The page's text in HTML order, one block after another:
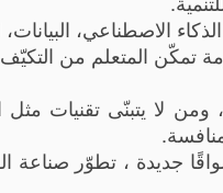
الاصطناعي، البيانات،
تمكّن المتعلم من
لا يتبنّى تقنيات مثل
جديدة ، تطوّر صناعة